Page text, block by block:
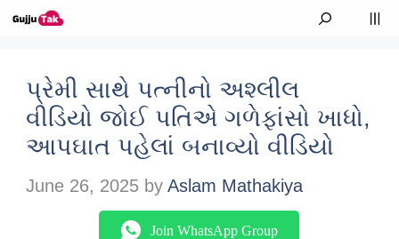
Skip to content
પ્રેમી સાથે પત્નીનો અશ્લીલ
વીડિયો જોઈ પતિએ ગળેફાંસો ખાધો,
આપઘાત પહેલાં બનાવ્યો વીડિયો
June 26, 2025 by Aslam Mathakiya
Join WhatsApp Group